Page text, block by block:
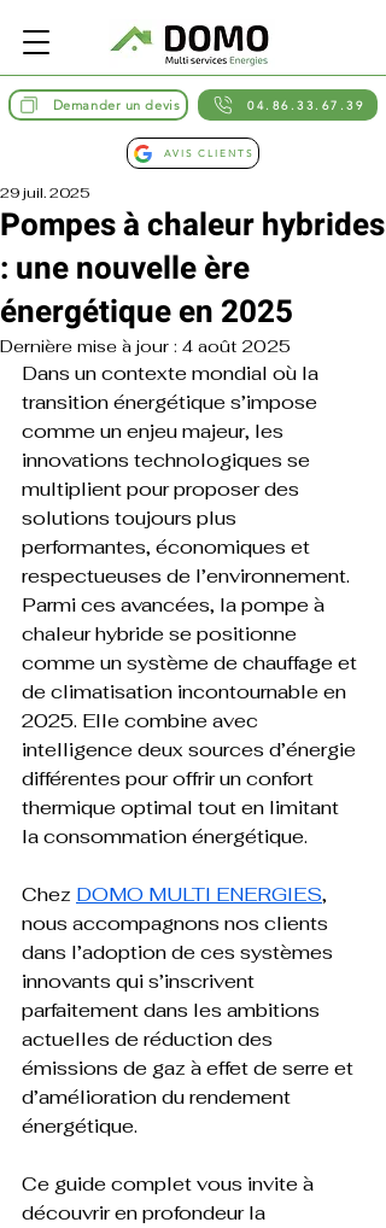
Demander un devis 04.86.33.67.39
AVIS CLIENTS
Pompes à chaleur hybrides
: une nouvelle ère
énergétique en 2025
29 juil. 2025
Dernière mise à jour : 4 août 2025
Dans un contexte mondial où la
transition énergétique s’impose
comme un enjeu majeur, les
innovations technologiques se
multiplient pour proposer des
solutions toujours plus
performantes, économiques et
respectueuses de l’environnement.
Parmi ces avancées, la pompe à
chaleur hybride se positionne
comme un système de chauffage et
de climatisation incontournable en
2025. Elle combine avec
intelligence deux sources d’énergie
différentes pour offrir un confort
thermique optimal tout en limitant
la consommation énergétique.
Chez DOMO MULTI ENERGIES,
nous accompagnons nos clients
dans l’adoption de ces systèmes
innovants qui s’inscrivent
parfaitement dans les ambitions
actuelles de réduction des
émissions de gaz à effet de serre et
d’amélioration du rendement
énergétique.
Ce guide complet vous invite à
découvrir en profondeur la